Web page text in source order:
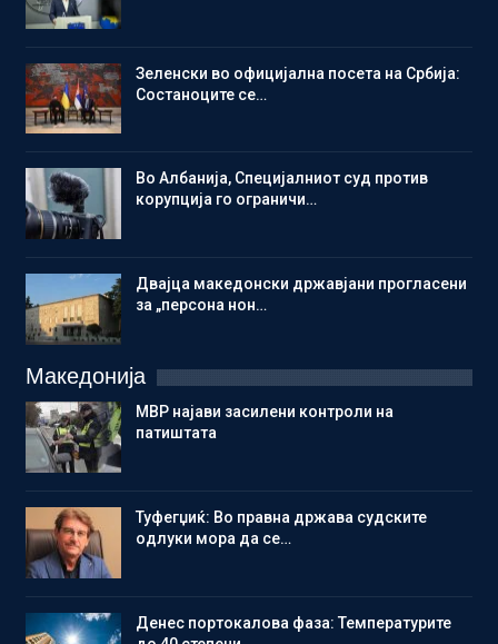
Зеленски во официјална посета на Србија:
Состаноците се…
Во Албанија, Специјалниот суд против
корупција го ограничи…
Двајца македонски државјани прогласени
за „персона нон…
Македонија
МВР најави засилени контроли на
патиштата
Туфегџиќ: Во правна држава судските
одлуки мора да се…
Денес портокалова фаза: Температурите